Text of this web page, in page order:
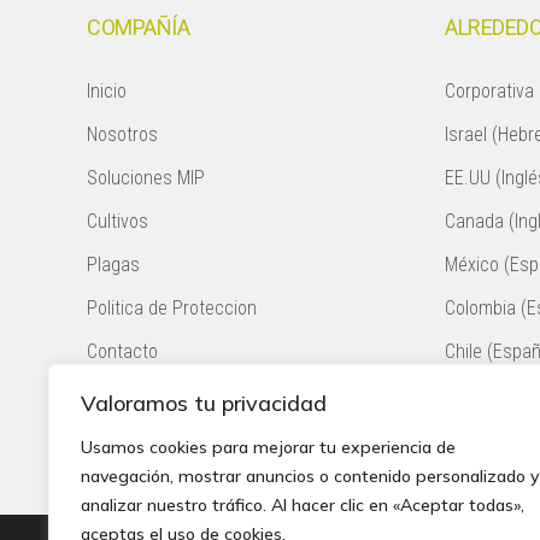
Valoramos tu privacidad
Usamos cookies para mejorar tu experiencia de
navegación, mostrar anuncios o contenido personalizado y
analizar nuestro tráfico. Al hacer clic en «Aceptar todas»,
aceptas el uso de cookies.
COMPAÑÍA
Inicio
Nosotros
Soluciones MIP
Cultivos
Plagas
Politica de Proteccion
Contacto
Corporativa
Israel
EE.UU
Canada
México
Colombia
Chile
Sudáfrica